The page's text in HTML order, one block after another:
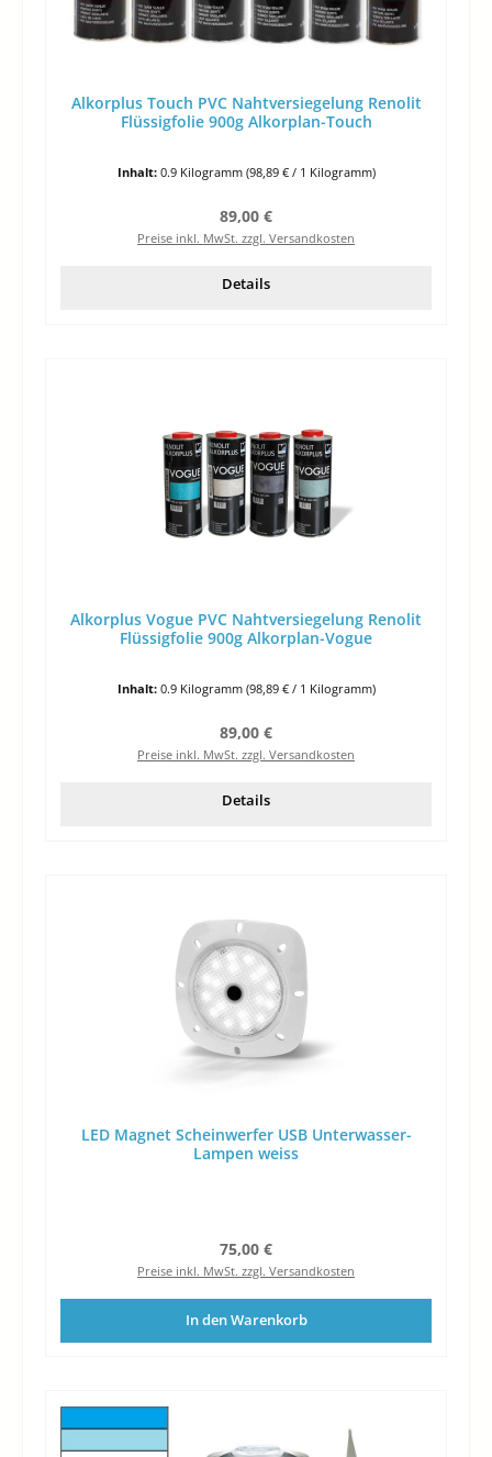
Alkorplus Touch PVC Nahtversiegelung Renolit
Flüssigfolie 900g Alkorplan-Touch
Inhalt: 0.9 Kilogramm (98,89 € / 1 Kilogramm)
Regulärer Preis:
89,00 €
Preise inkl. MwSt. zzgl. Versandkosten
Details
Alkorplus Vogue PVC Nahtversiegelung Renolit
Flüssigfolie 900g Alkorplan-Vogue
Inhalt: 0.9 Kilogramm (98,89 € / 1 Kilogramm)
Regulärer Preis:
89,00 €
Preise inkl. MwSt. zzgl. Versandkosten
Details
LED Magnet Scheinwerfer USB Unterwasser-
Lampen weiss
Regulärer Preis:
75,00 €
Preise inkl. MwSt. zzgl. Versandkosten
In den Warenkorb